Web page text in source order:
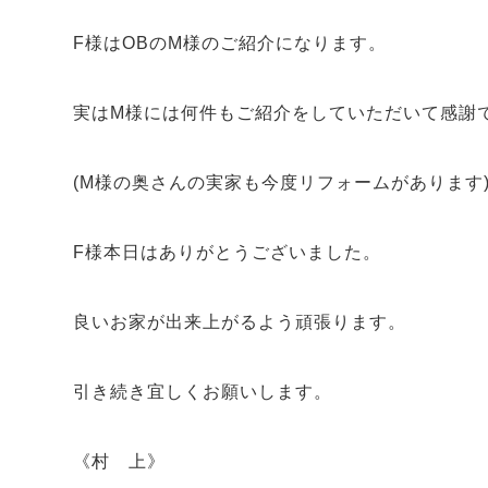
F様はOBのM様のご紹介になります。
実はM様には何件もご紹介をしていただいて感謝
(M様の奥さんの実家も今度リフォームがあります)
F様本日はありがとうございました。
良いお家が出来上がるよう頑張ります。
引き続き宜しくお願いします。
《村 上》